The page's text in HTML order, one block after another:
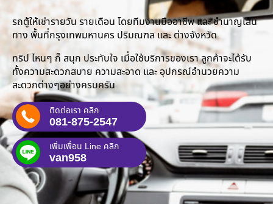
รถตู้ให้เช่ารายวัน รายเดือน โดยทีมงานมืออาชีพ และ ชำนาญเส้น
ทาง พื้นที่กรุงเทพมหานคร ปริมณฑล และ ต่างจังหวัด
ทริป ไหนๆ ก็ สนุก ประทับใจ เมื่อใช้บริการของเรา ลูกค้าจะได้รับ
ทั้งความสะดวกสบาย ความสะอาด และ อุปกรณ์อำนวยความ
สะดวกต่างๆอย่างครบครัน
ติดต่อเรา คลิก
081-875-2547
เพิ่มเพื่อน Line คลิก
van958